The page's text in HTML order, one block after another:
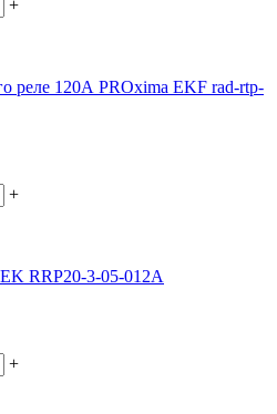
+
реле 120А PROxima EKF rad-rtp-
+
RRP20-3-05-012A
+